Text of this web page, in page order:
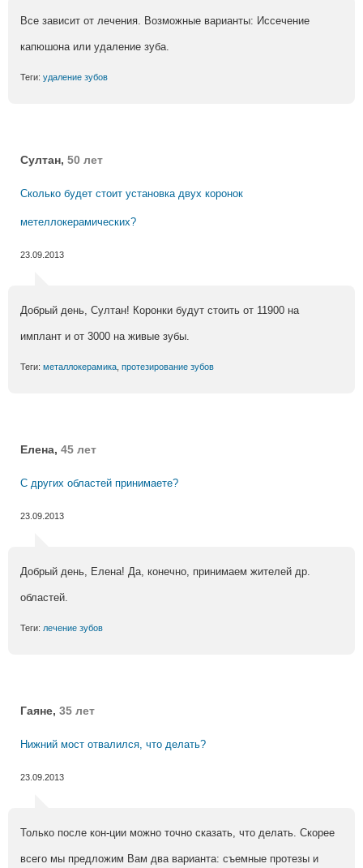
Все зависит от лечения. Возможные варианты: Иссечение
капюшона или удаление зуба.
Теги: удаление зубов
Султан, 50 лет
Сколько будет стоит установка двух коронок
метеллокерамических?
23.09.2013
Добрый день, Султан! Коронки будут стоить от 11900 на
имплант и от 3000 на живые зубы.
Теги: металлокерамика протезирование зубов
Елена, 45 лет
С других областей принимаете?
23.09.2013
Добрый день, Елена! Да, конечно, принимаем жителей др.
областей.
Теги: лечение зубов
Гаяне, 35 лет
Нижний мост отвалился, что делать?
23.09.2013
Только после кон-ции можно точно сказать, что делать. Скорее
всего мы предложим Вам два варианта: съемные протезы и